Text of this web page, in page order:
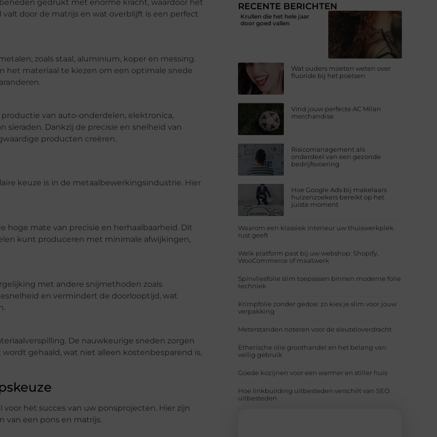
gedrukt met enorme kracht, waardoor het
door de matrijs en wat overblijft is een perfect
zoals staal, aluminium, koper en messing.
het materiaal te kiezen om een optimale snede
van auto-onderdelen, elektronica,
sieraden. Dankzij de precisie en snelheid van
producten creëren.
keuze is in de metaalbewerkingsindustrie. Hier
hoge mate van precisie en herhaalbaarheid. Dit
kunt produceren met minimale afwijkingen,
met andere snijmethoden zoals
en vermindert de doorlooptijd, wat
De nauwkeurige sneden zorgen
gehaald, wat niet alleen kostenbesparend is,
het succes van uw ponsprojecten. Hier zijn
van een pons en matrijs.
RECENTE BERICHTEN
Krullen die het hele jaar
door goed vallen
Wat ouders moeten weten over
fluoride bij het poetsen
Vind jouw perfecte AC Milan
merchandise
Risicomanagement als
onderdeel van een gezonde
bedrijfsvoering
Hoe Google Ads bij makelaars
huizenzoekers bereikt op het
juiste moment
Waarom een klassiek interieur uw thuiswerkplek
rust geeft
Welk platform past bij uw webshop: Shopify,
WooCommerce of maatwerk
Spinvliesfolie slim toepassen binnen moderne folie
techniek
Krimpfolie zonder gedoe: zo kies je slim voor jouw
verpakking
Meterstanden noteren voor de sleuteloverdracht
Etherische olie groothandel en het belang van
veilig gebruik
Goede kozijnen voor een warmer en stiller huis
Hoe linkbuilding uitbesteden verschilt van SEO
uitbesteden